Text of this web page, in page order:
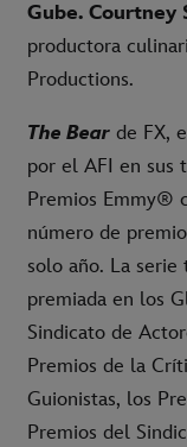
Gube. Courtney
productora
Productions.
The Bear de FX,
por el AFI en sus
Premios Emmy®
número de
solo año. La serie
premiada en los
Sindicato de
Premios de la
Guionistas, los
Premios del